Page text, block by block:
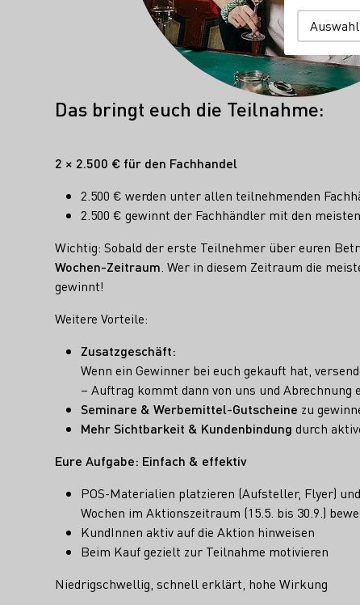
Das bringt euch die Teilnahme:
2 × 2.500 € für den Fachhandel
2.500 € werden unter allen teilnehmenden
2.500 € gewinnt der Fachhändler mit den
Wichtig: Sobald der erste Teilnehmer über euren
Wochen-Zeitraum . Wer in diesem Zeitraum die
gewinnt!
Weitere Vorteile:
Zusatzgeschäft:
Wenn ein Gewinner bei euch gekauft hat,
– Auftrag kommt dann von uns und Abrechnung
Seminare & Werbemittel-Gutscheine zu
Mehr Sichtbarkeit & Kundenbindung durch
Eure Aufgabe: Einfach & effektiv
POS-Materialien platzieren (Aufsteller, Flyer)
Wochen im Aktionszeitraum (15.5. bis 30.9.)
KundInnen aktiv auf die Aktion hinweisen
Beim Kauf gezielt zur Teilnahme motivieren
Niedrigschwellig, schnell erklärt, hohe Wirkung